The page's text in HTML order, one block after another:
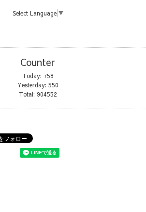
Select Language ▼
Counter
Today: 758
Yesterday: 550
Total: 904552